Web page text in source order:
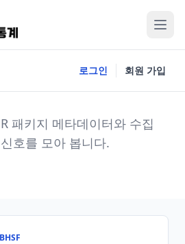
로그인 회원 가입
R 패키지 메타데이터와 수집
신호를 모아 봅니다.